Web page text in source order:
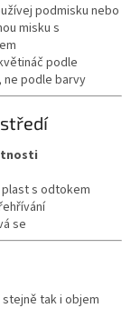
podmisku nebo
misku s
podle
ne podle barvy
s odtokem
se
stejně tak i objem